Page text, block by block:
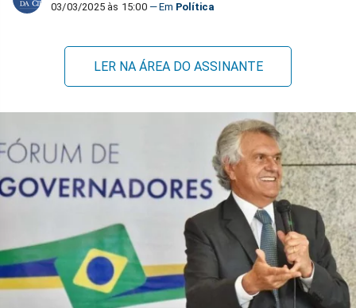
03/03/2025 às 15:00 Política
LER NA ÁREA DO ASSINANTE